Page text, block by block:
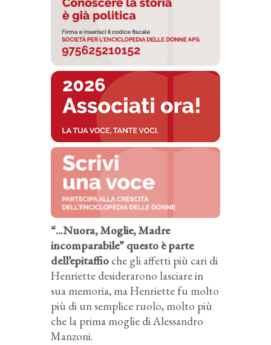
“...Nuora, Moglie, Madre
incomparabile” questo è parte
dell’epitaffio che gli affetti più cari di
Henriette desiderarono lasciare in
sua memoria, ma Henriette fu molto
più di un semplice ruolo, molto più
che la prima moglie di Alessandro
Manzoni.